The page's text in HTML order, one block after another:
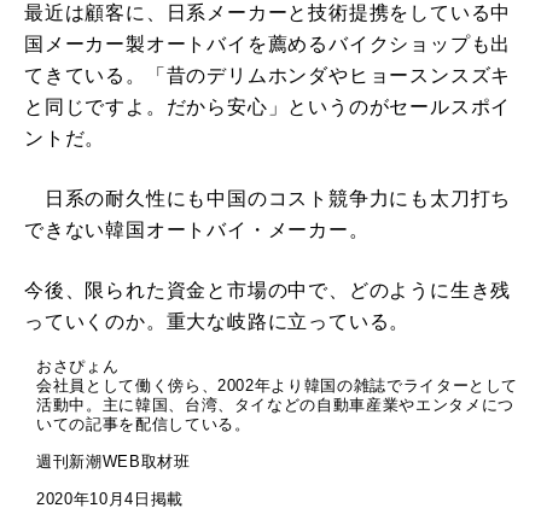
最近は顧客に、日系メーカーと技術提携をしている中
国メーカー製オートバイを薦めるバイクショップも出
てきている。「昔のデリムホンダやヒョースンスズキ
と同じですよ。だから安心」というのがセールスポイ
ントだ。
日系の耐久性にも中国のコスト競争力にも太刀打ち
できない韓国オートバイ・メーカー。
今後、限られた資金と市場の中で、どのように生き残
っていくのか。重大な岐路に立っている。
おさぴょん
会社員として働く傍ら、2002年より韓国の雑誌でライターとして
活動中。主に韓国、台湾、タイなどの自動車産業やエンタメにつ
いての記事を配信している。
週刊新潮WEB取材班
2020年10月4日掲載